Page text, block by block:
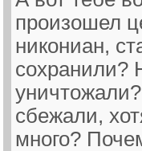
произошел
никониан,
сохранили?
сбежали,
много?